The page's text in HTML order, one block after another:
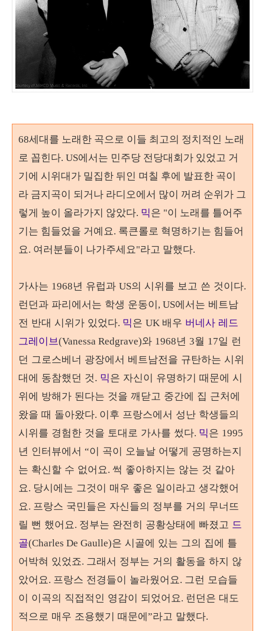
68세대를 노래한 곡으로 이들 최고의 정치적인 노래
로 꼽힌다. US에서는 민주당 전당대회가 있었고 거
기에 시위대가 밀집한 뒤인 며칠 후에 발표한 곡이
라 금지곡이 되거나 라디오에서 많이 꺼려 순위가 그
렇게 높이 올라가지 않았다. 믹은 "이 노래를 틀어주
기는 힘들었을 거예요. 록큰롤로 혁명하기는 힘들어
요. 여러분들이 나가주세요"라고 말했다.
가사는 1968년 유럽과 US의 시위를 보고 쓴 것이다.
런던과 파리에서는 학생 운동이, US에서는 베트남
전 반대 시위가 있었다. 믹은 UK 배우 버네사 레드
그레이브(Vanessa Redgrave)와 1968년 3월 17일 런
던 그로스베너 광장에서 베트남전을 규탄하는 시위
대에 동참했던 것. 믹은 자신이 유명하기 때문에 시
위에 방해가 된다는 것을 깨닫고 중간에 집 근처에
왔을 때 돌아왔다. 이후 프랑스에서 성난 학생들의
시위를 경험한 것을 토대로 가사를 썼다. 믹은 1995
년 인터뷰에서 “이 곡이 오늘날 어떻게 공명하는지
는 확신할 수 없어요. 썩 좋아하지는 않는 것 같아
요. 당시에는 그것이 매우 좋은 일이라고 생각했어
요. 프랑스 국민들은 자신들의 정부를 거의 무너뜨
릴 뻔 했어요. 정부는 완전히 공황상태에 빠졌고 드
골(Charles De Gaulle)은 시골에 있는 그의 집에 틀
어박혀 있었죠. 그래서 정부는 거의 활동을 하지 않
았어요. 프랑스 전경들이 놀라웠어요. 그런 모습들
이 이곡의 직접적인 영감이 되었어요. 런던은 대도
적으로 매우 조용했기 때문에”라고 말했다.